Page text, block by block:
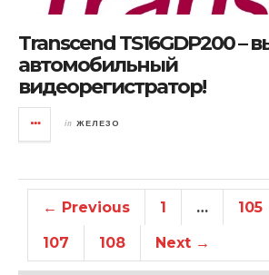
Transcend TS16GDP200 –
автомобильный
видеорегистратор!
in ЖЕЛЕЗО
← Previous 1 … 105
107 108 Next →